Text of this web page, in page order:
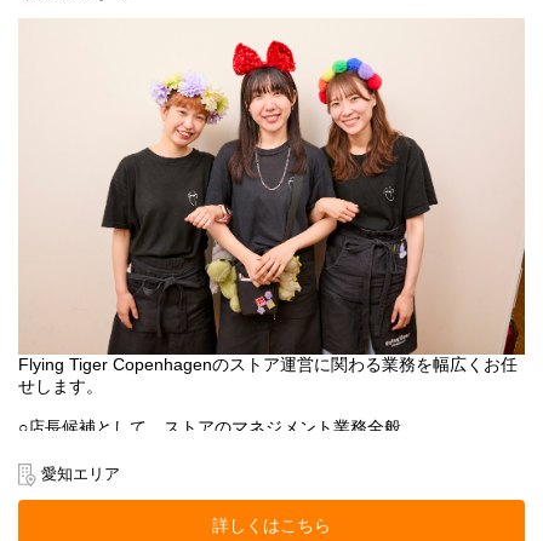
Flying Tiger Copenhagenのストア運営に関わる業務を幅広くお任
せします。
○店長候補として、ストアのマネジメント業務全般
○採用/教育全般
○ストア業務管理
愛知エリア
詳しくはこちら